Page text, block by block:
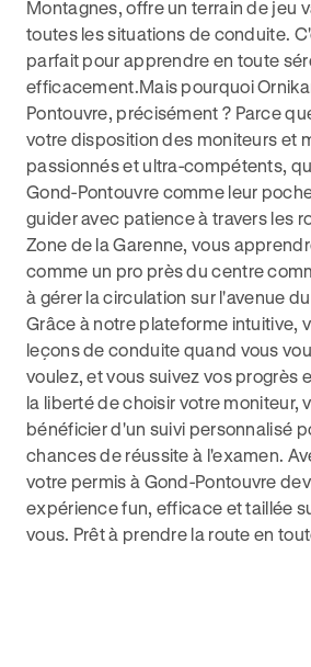
Montagnes, offre un terrain de jeu
toutes les situations de conduite.
parfait pour apprendre en toute
efficacement.Mais pourquoi
Pontouvre, précisément ? Parce
votre disposition des moniteurs et
passionnés et ultra-compétents,
Gond-Pontouvre comme leur
guider avec patience à travers les
Zone de la Garenne, vous
comme un pro près du centre
à gérer la circulation sur l'avenue
Grâce à notre plateforme intuitive,
leçons de conduite quand vous
voulez, et vous suivez vos progrès
la liberté de choisir votre moniteur,
bénéficier d'un suivi personnalisé
chances de réussite à l'examen.
votre permis à Gond-Pontouvre
expérience fun, efficace et taillée
vous. Prêt à prendre la route en